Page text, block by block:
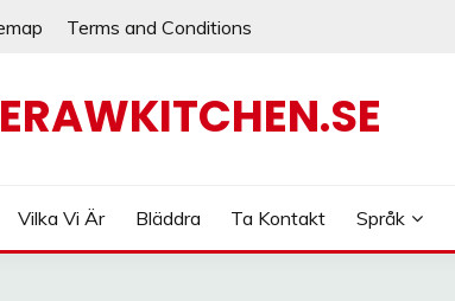
Terms and Conditions
Vilka Vi Är Bläddra Ta Kontakt Språk